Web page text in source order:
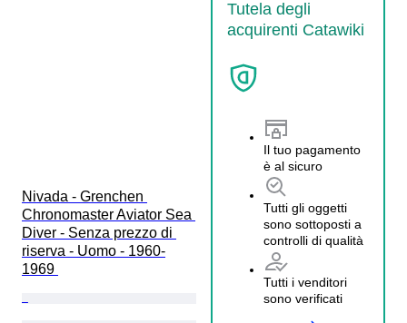
Tutela degli
acquirenti Catawiki
Il tuo pagamento
è al sicuro
Tutti gli oggetti
sono sottoposti a
controlli di qualità
Tutti i venditori
sono verificati
Nivada - Grenchen
Chronomaster Aviator Sea
Diver - Senza prezzo di
riserva - Uomo - 1960-
1969